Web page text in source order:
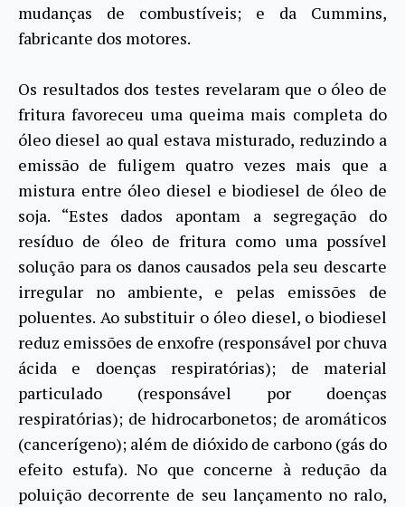
mudanças de combustíveis; e da Cummins,
fabricante dos motores.
Os resultados dos testes revelaram que o óleo de
fritura favoreceu uma queima mais completa do
óleo diesel ao qual estava misturado, reduzindo a
emissão de fuligem quatro vezes mais que a
mistura entre óleo diesel e biodiesel de óleo de
soja. “Estes dados apontam a segregação do
resíduo de óleo de fritura como uma possível
solução para os danos causados pela seu descarte
irregular no ambiente, e pelas emissões de
poluentes. Ao substituir o óleo diesel, o biodiesel
reduz emissões de enxofre (responsável por chuva
ácida e doenças respiratórias); de material
particulado (responsável por doenças
respiratórias); de hidrocarbonetos; de aromáticos
(cancerígeno); além de dióxido de carbono (gás do
efeito estufa). No que concerne à redução da
poluição decorrente de seu lançamento no ralo,